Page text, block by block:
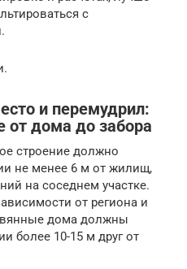
с
и перемудрил:
от дома до забора
строение должно
не менее 6 м от жилищ,
на соседнем участке.
от региона и
дома должны
более 10-15 м друг от